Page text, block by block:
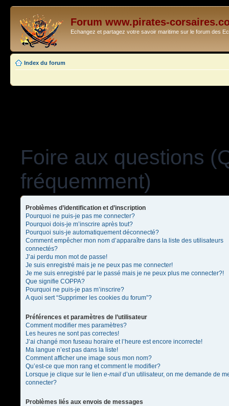
Forum www.pirates-
Echangez et partagez votre savoir maritime sur le forum des
Index du forum
Foire aux questions
fréquemment)
Problèmes d’identification et d’inscription
Pourquoi ne puis-je pas me connecter?
Pourquoi dois-je m’inscrire après tout?
Pourquoi suis-je automatiquement déconnecté?
Comment empêcher mon nom d’apparaître dans la liste des utilisateurs
connectés?
J’ai perdu mon mot de passe!
Je suis enregistré mais je ne peux pas me connecter!
Je me suis enregistré par le passé mais je ne peux plus me connecter?!
Que signifie COPPA?
Pourquoi ne puis-je pas m’inscrire?
A quoi sert “Supprimer les cookies du forum”?
Préférences et paramètres de l’utilisateur
Comment modifier mes paramètres?
Les heures ne sont pas correctes!
J’ai changé mon fuseau horaire et l’heure est encore incorrecte!
Ma langue n’est pas dans la liste!
Comment afficher une image sous mon nom?
Qu’est-ce que mon rang et comment le modifier?
Lorsque je clique sur le lien e-mail d’un utilisateur, on me demande de
connecter?
Problèmes liés aux envois de messages